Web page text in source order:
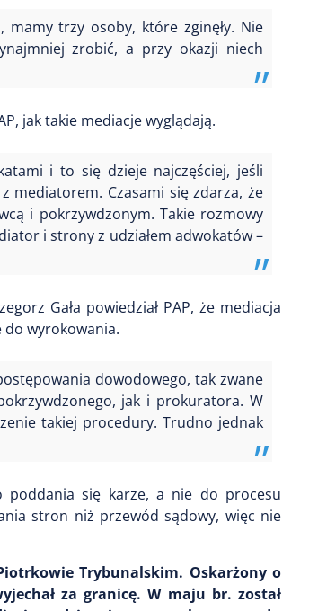
trzy osoby, które zginęły. Nie
zrobić, a przy okazji niech
jak takie mediacje wyglądają.
i to się dzieje najczęściej, jeśli
mediatorem. Czasami się zdarza, że
i pokrzywdzonym. Takie rozmowy
i strony z udziałem adwokatów –
Gała powiedział PAP, że mediacja
wyrokowania.
dowodowego, tak zwane
jak i prokuratora. W
takiej procedury. Trudno jednak
poddania się karze, a nie do procesu
stron niż przewód sądowy, więc nie
Trybunalskim. Oskarżony o
za granicę. W maju br. został